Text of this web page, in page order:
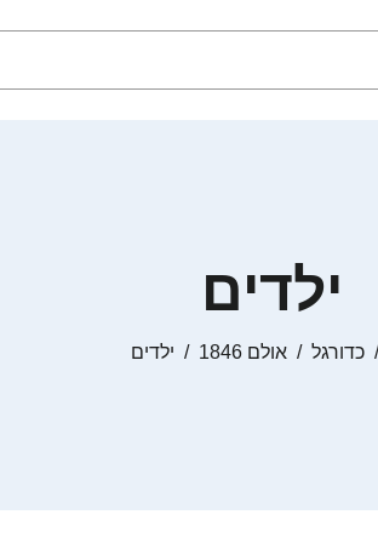
ילדים
כדורגל אולם 1846 ילדים